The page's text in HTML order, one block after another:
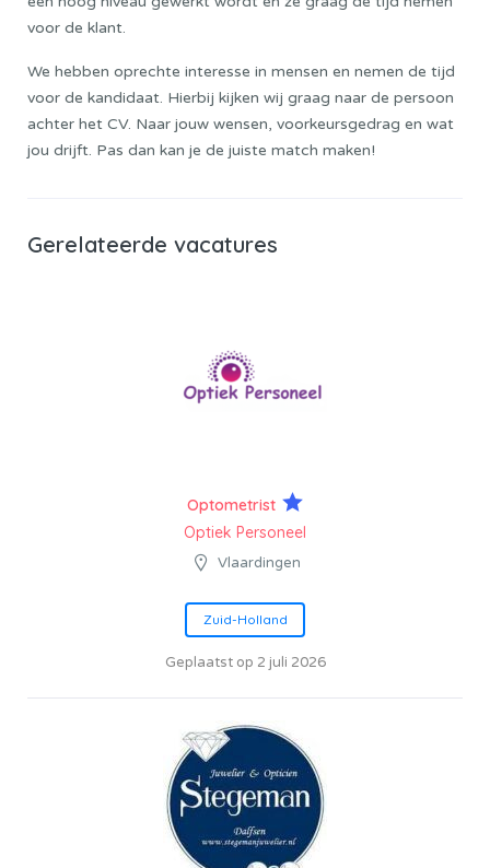
voor de klant.
We hebben oprechte interesse in mensen en nemen de tijd
voor de kandidaat. Hierbij kijken wij graag naar de persoon
achter het CV. Naar jouw wensen, voorkeursgedrag en wat
jou drijft. Pas dan kan je de juiste match maken!
Gerelateerde vacatures
Optometrist
Optiek Personeel
Vlaardingen
Zuid-Holland
Geplaatst op 2 juli 2026